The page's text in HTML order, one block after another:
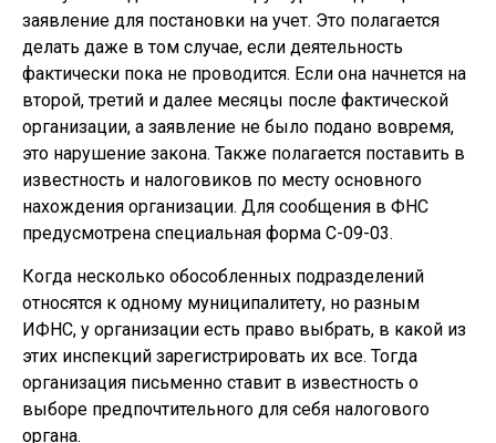
заявление для постановки на учет. Это полагается
делать даже в том случае, если деятельность
фактически пока не проводится. Если она начнется на
второй, третий и далее месяцы после фактической
организации, а заявление не было подано вовремя,
это нарушение закона. Также полагается поставить в
известность и налоговиков по месту основного
нахождения организации. Для сообщения в ФНС
предусмотрена специальная форма С-09-03.
Когда несколько обособленных подразделений
относятся к одному муниципалитету, но разным
ИФНС, у организации есть право выбрать, в какой из
этих инспекций зарегистрировать их все. Тогда
организация письменно ставит в известность о
выборе предпочтительного для себя налогового
органа.